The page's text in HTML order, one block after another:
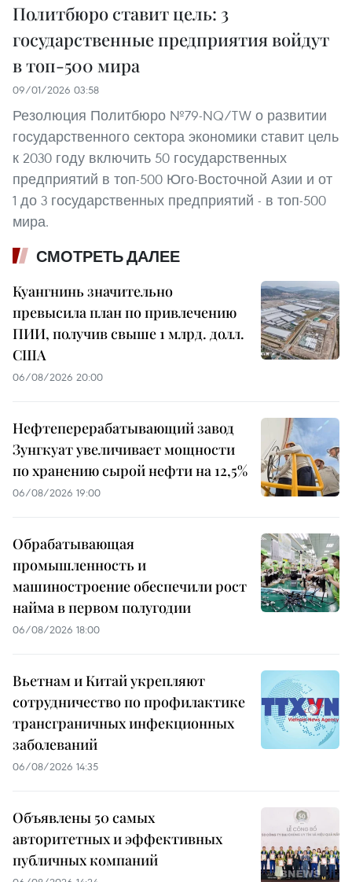
Политбюро ставит цель: 3
государственные предприятия войдут
в топ-500 мира
09/01/2026 03:58
Резолюция Политбюро №79-NQ/TW о развитии
государственного сектора экономики ставит цель
к 2030 году включить 50 государственных
предприятий в топ-500 Юго-Восточной Азии и от
1 до 3 государственных предприятий - в топ-500
мира.
СМОТРЕТЬ ДАЛЕЕ
Куангнинь значительно
превысила план по привлечению
ПИИ, получив свыше 1 млрд. долл.
США
06/08/2026 20:00
Нефтеперерабатывающий завод
Зунгкуат увеличивает мощности
по хранению сырой нефти на 12,5%
06/08/2026 19:00
Обрабатывающая
промышленность и
машиностроение обеспечили рост
найма в первом полугодии
06/08/2026 18:00
Вьетнам и Китай укрепляют
сотрудничество по профилактике
трансграничных инфекционных
заболеваний
06/08/2026 14:35
Объявлены 50 самых
авторитетных и эффективных
публичных компаний